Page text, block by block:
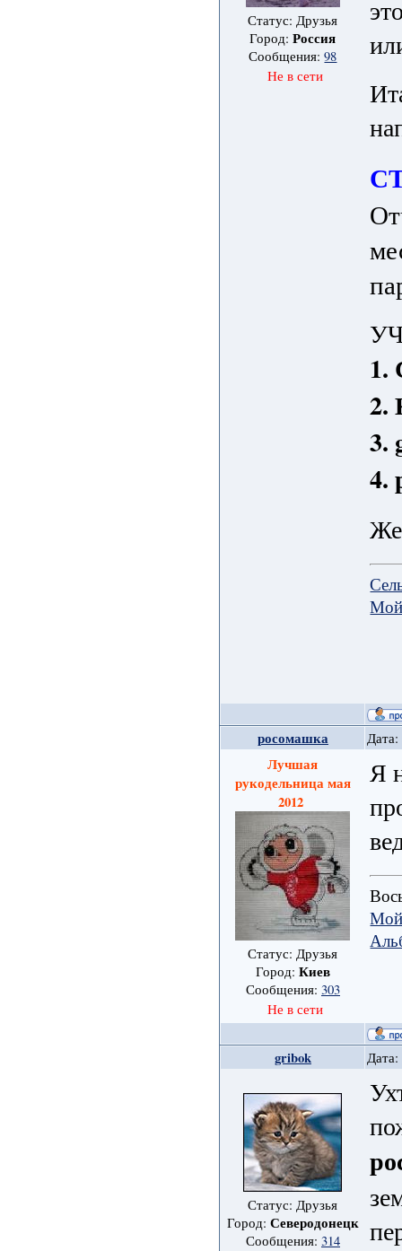
Статус: Друзья
Город:Россия
Сообщения:98
Не в сети
1.
2.
3.
4.
росомашка
Лучшая
рукодельница мая
2012
Статус: Друзья
Город: Киев
Сообщения: 303
Не в сети
Я
gribok
Статус: Друзья
Город: Северодонецк
Сообщения: 314